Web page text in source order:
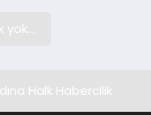
yok...
Halk Habercilik